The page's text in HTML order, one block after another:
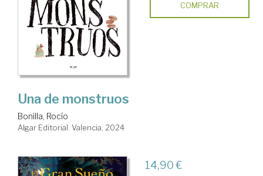
COMPRAR
Una de monstruos
Bonilla, Rocío
Algar Editorial. Valencia, 2024
14,90 €